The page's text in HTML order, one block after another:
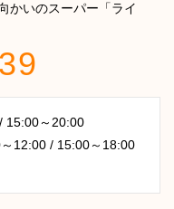
かいのスーパー「ライ
15:00～20:00
12:00 / 15:00～18:00